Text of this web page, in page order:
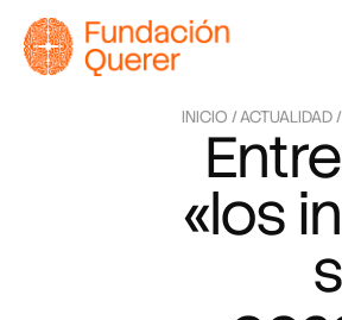
INICIO /ACTUALIDAD /
«los